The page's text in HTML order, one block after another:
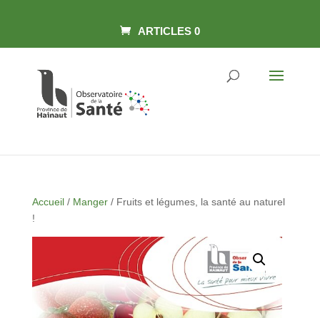
ARTICLES 0
Accueil/ Manger/ Fruits et légumes, la santé au naturel
!